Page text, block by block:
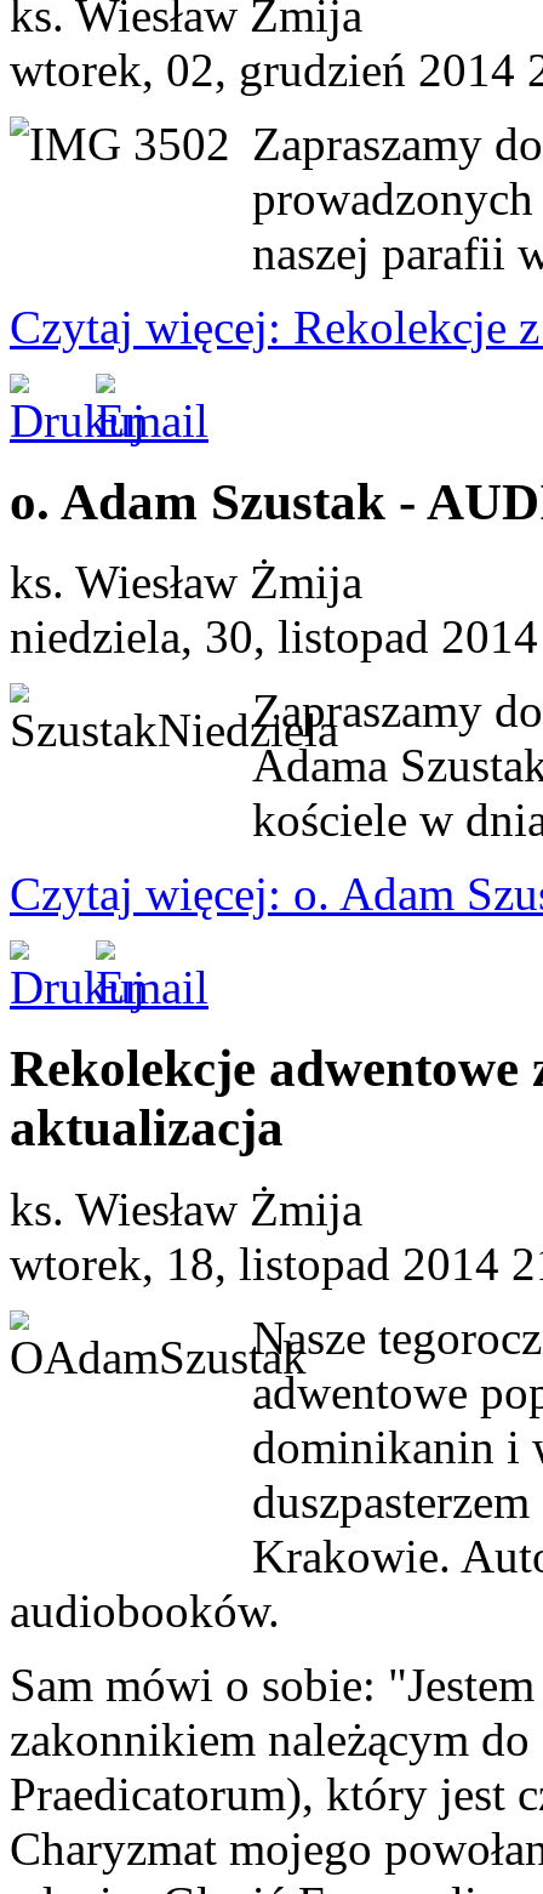
ks. Wiesław Żmija
wtorek, 02, grudzień 2014
Zapraszamy
naszej parafii
Czytaj więcej: Rekolekcje
o. Adam Szustak -
ks. Wiesław Żmija
niedziela, 30, listopad
Zapraszamy
Adama
kościele w
Czytaj więcej: o. Adam
Rekolekcje adwentowe
aktualizacja
ks. Wiesław Żmija
wtorek, 18, listopad 2014
Nasze
adwentowe
dominikanin i
Krakowie.
audiobooków.
Sam mówi o sobie:
zakonnikiem należącym
Praedicatorum), który jest
Charyzmat mojego